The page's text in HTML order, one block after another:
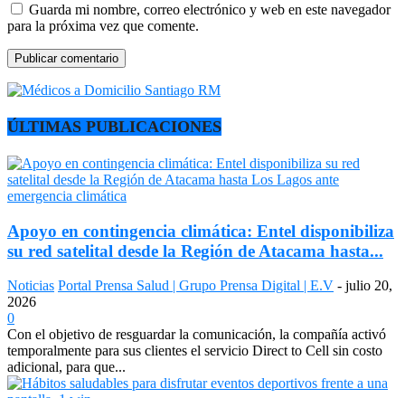
Guarda mi nombre, correo electrónico y web en este navegador
para la próxima vez que comente.
ÚLTIMAS PUBLICACIONES
Apoyo en contingencia climática: Entel disponibiliza
su red satelital desde la Región de Atacama hasta...
Noticias Portal Prensa Salud | Grupo Prensa Digital | E.V - julio 20,
2026
0
Con el objetivo de resguardar la comunicación, la compañía activó
temporalmente para sus clientes el servicio Direct to Cell sin costo
adicional, para que...